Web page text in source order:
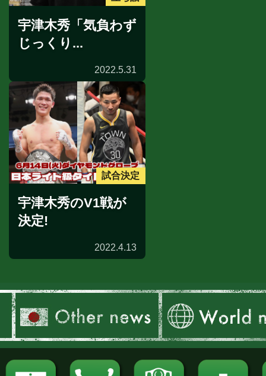
宇津木秀「気負わず
じっくり...
2022.5.31
試合決定
宇津木秀のV1戦が
決定!
2022.4.13